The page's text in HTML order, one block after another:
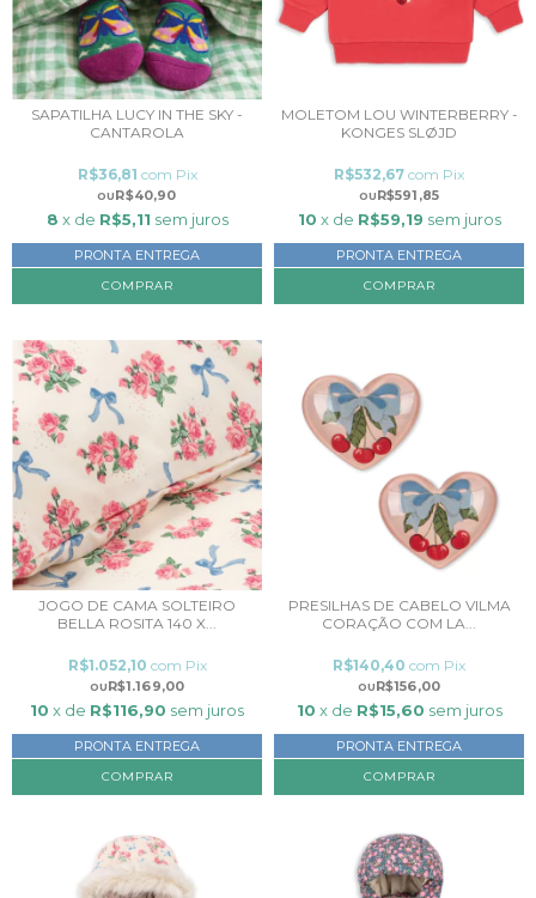
SAPATILHA LUCY IN THE SKY -
CANTAROLA
R$40,90
R$36,81 com Pix
8 x de R$5,11 sem juros
PRONTA ENTREGA
COMPRAR
MOLETOM LOU WINTERBERRY -
KONGES SLØJD
R$591,85
R$532,67 com Pix
10 x de R$59,19 sem juros
PRONTA ENTREGA
COMPRAR
JOGO DE CAMA SOLTEIRO
BELLA ROSITA 140 X...
R$1.169,00
R$1.052,10 com Pix
10 x de R$116,90 sem juros
PRONTA ENTREGA
PRESILHAS DE CABELO VILMA
CORAÇÃO COM LA...
R$156,00
R$140,40 com Pix
10 x de R$15,60 sem juros
PRONTA ENTREGA